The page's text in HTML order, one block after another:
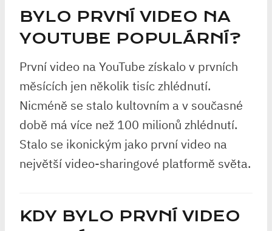
BYLO PRVNÍ VIDEO NA
YOUTUBE POPULÁRNÍ?
První video na YouTube získalo v prvních
měsících jen několik tisíc zhlédnutí.
Nicméně se stalo kultovním a v současné
době má více než 100 milionů zhlédnutí.
Stalo se ikonickým jako první video na
největší video-sharingové platformě světa.
KDY BYLO PRVNÍ VIDEO